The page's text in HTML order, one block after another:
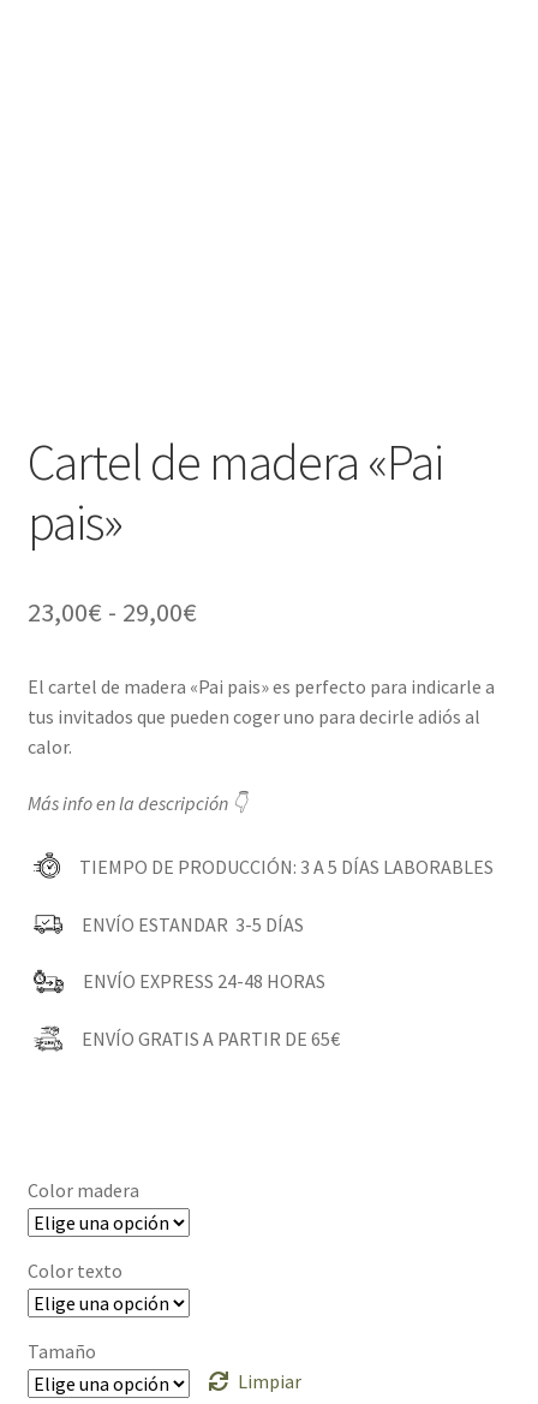
Cartel de madera «Pai
pais»
23,00€ - 29,00€Rango
precios:
23,00€
29,00€
El cartel de madera «Pai pais» es perfecto para indicarle a
tus invitados que pueden coger uno para decirle adiós al
calor.
Más info en la descripción 👇
TIEMPO DE PRODUCCIÓN: 3 A 5 DÍAS LABORABLES
ENVÍO ESTANDAR 3-5 DÍAS
ENVÍO EXPRESS 24-48 HORAS
ENVÍO GRATIS A PARTIR DE 65€
Color madera
Color texto
Tamaño
Limpiar